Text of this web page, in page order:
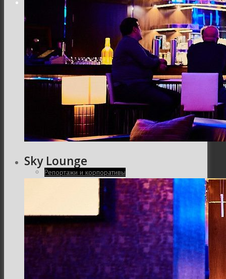
Интерьер и архитектура
Фотосессии и каталоги
Репортажи и корпоративы
Фуд фотограф
Sky Lounge